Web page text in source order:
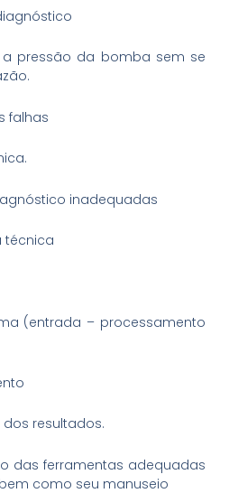
a pressão da bomba sem se
falhas
inadequadas
técnica
(entrada – processamento
dos resultados.
das ferramentas adequadas
como seu manuseio